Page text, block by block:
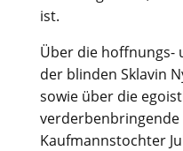
ist.
Über die hoffnungs-
der blinden Sklavin
sowie über die
Kaufmannstochter